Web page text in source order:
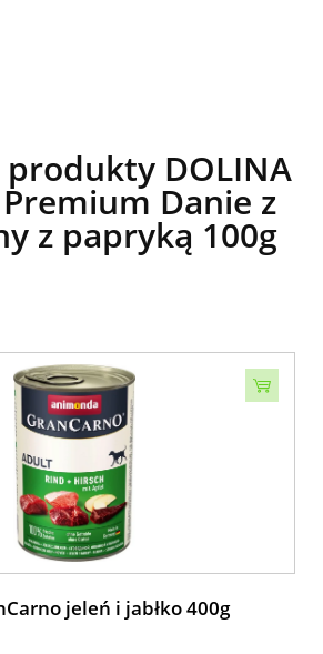
produkty DOLINA
Premium Danie z
z papryką 100g
jeleń i jabłko 400g